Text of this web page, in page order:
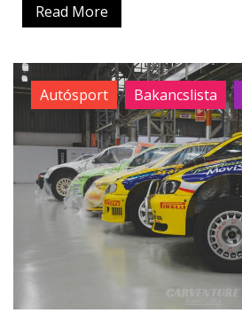
Read More
Autósport Bakancslista